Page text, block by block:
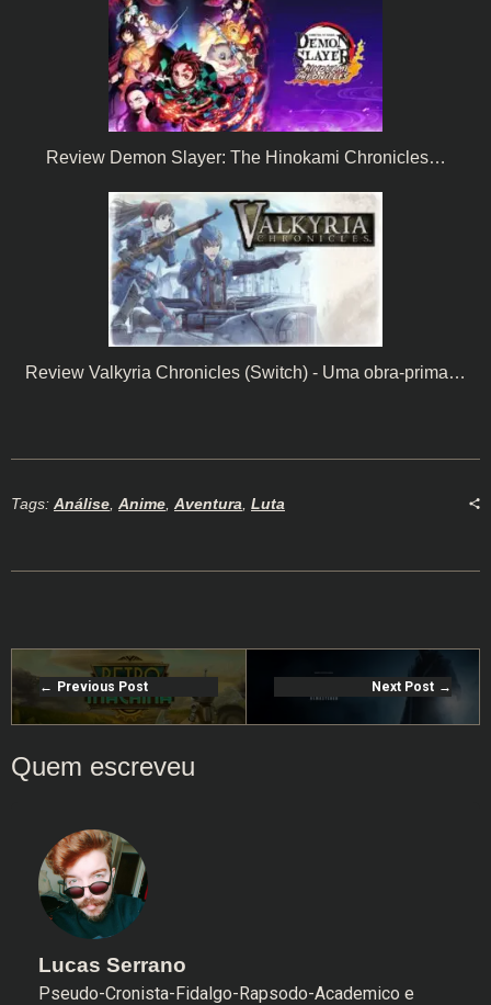
Review Demon Slayer: The Hinokami Chronicles…
Review Valkyria Chronicles (Switch) - Uma obra-prima…
Tags: Análise Anime Aventura Luta
Previous Post Next Post
Lucas Serrano
Pseudo-Cronista-Fidalgo-Rapsodo-Academico e